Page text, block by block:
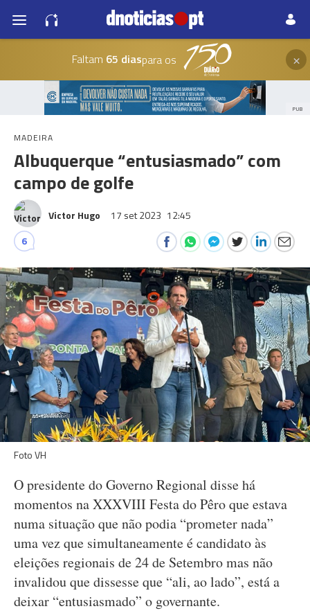
Faltam 65 diaspara os ×
PUB
MADEIRA
Albuquerque “entusiasmado” com
campo de golfe
Victor Hugo 17 set 2023 12:45
6
Foto VH
O presidente do Governo Regional disse há
momentos na XXXVIII Festa do Pêro que estava
numa situação que não podia “prometer nada”
uma vez que simultaneamente é candidato às
eleições regionais de 24 de Setembro mas não
invalidou que dissesse que “ali, ao lado”, está a
deixar “entusiasmado” o governante.